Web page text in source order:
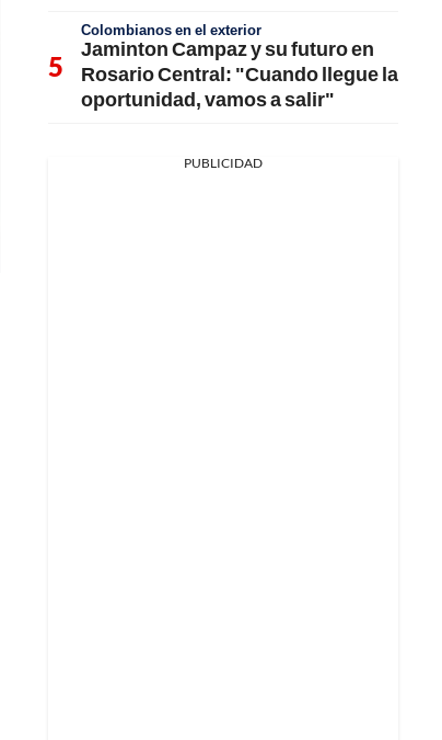
Colombianos en el exterior
Jaminton Campaz y su futuro en
Rosario Central: "Cuando llegue la
oportunidad, vamos a salir"
PUBLICIDAD